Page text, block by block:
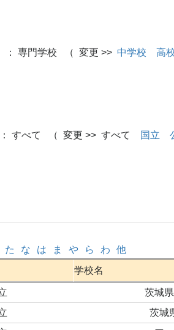
： 専門学校 （ 変更 >> 中学校 高
： すべて （ 変更 >> すべて 国立
た な は ま や ら わ
他
学校名
茨城
茨城